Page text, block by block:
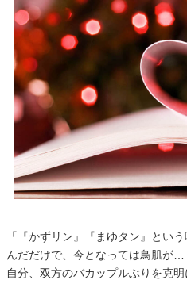
「『かずリン』『まゆタン』とい
んだだけで、今となっては鳥肌が
自分、双方のバカップルぶりを克